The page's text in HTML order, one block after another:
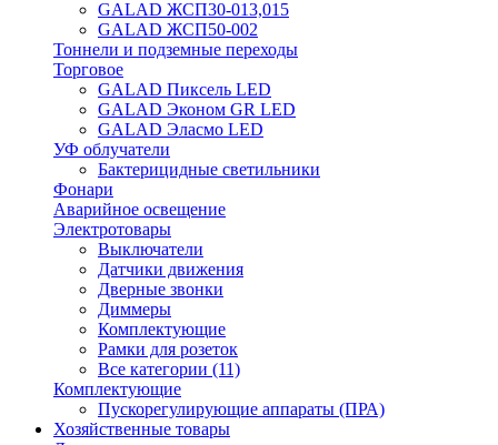
GALAD ЖСП30-013,015
GALAD ЖСП50-002
Тоннели и подземные переходы
Торговое
GALAD Пиксель LED
GALAD Эконом GR LED
GALAD Эласмо LED
УФ облучатели
Бактерицидные светильники
Фонари
Аварийное освещение
Электротовары
Выключатели
Датчики движения
Дверные звонки
Диммеры
Комплектующие
Рамки для розеток
Все категории (11)
Комплектующие
Пускорегулирующие аппараты (ПРА)
Хозяйственные товары